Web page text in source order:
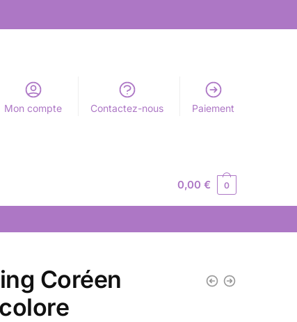
Mon compte Contactez-nous Paiement
0,00€ 0
Coréen